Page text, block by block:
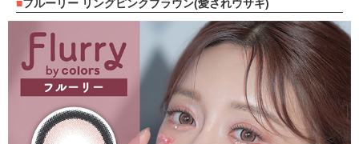
フルーリー リングピンクブラウン(愛されウサギ)